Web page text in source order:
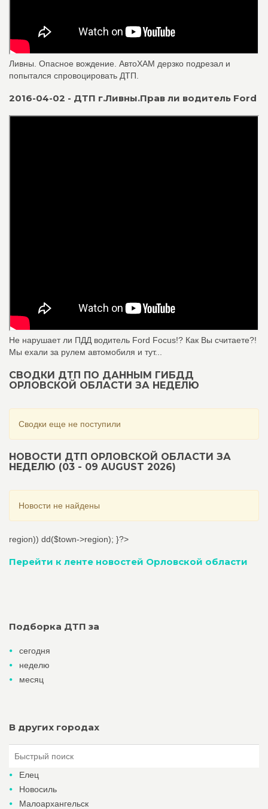
Ливны. Опасное вождение. АвтоХАМ дерзко подрезал и
попытался спровоцировать ДТП.
2016-04-02 - ДТП г.Ливны.Прав ли водитель Ford
Не нарушает ли ПДД водитель Ford Focus!? Как Вы считаете?!
Мы ехали за рулем автомобиля и тут...
СВОДКИ ДТП ПО ДАННЫМ ГИБДД
ОРЛОВСКОЙ ОБЛАСТИ ЗА НЕДЕЛЮ
Сводки еще не поступили
НОВОСТИ ДТП ОРЛОВСКОЙ ОБЛАСТИ ЗА
НЕДЕЛЮ (03 - 09 AUGUST 2026)
Новости не найдены
region)) dd($town->region); }?>
Перейти к ленте новостей Орловской области
Подборка ДТП за
сегодня
неделю
месяц
В других городах
Елец
Новосиль
Малоархангельск